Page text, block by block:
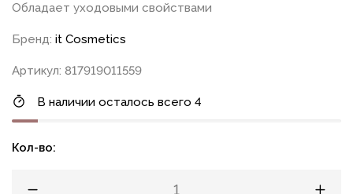
Обладает уходовыми свойствами
Бренд: it Cosmetics
Артикул: 817919011559
В наличии осталось всего 4
Кол-во: